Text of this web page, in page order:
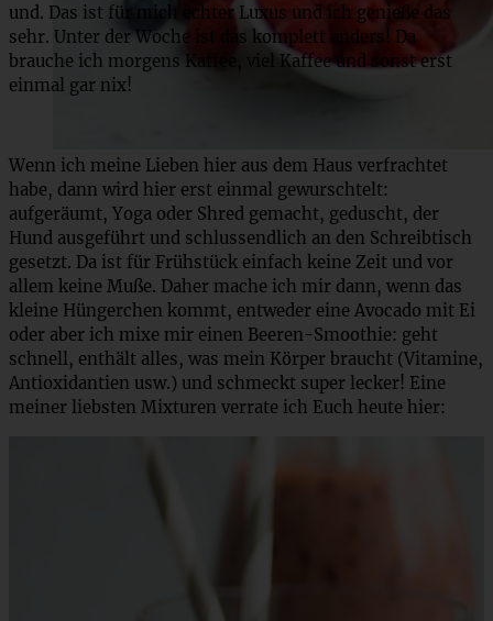
und. Das ist für mich echter Luxus und ich genieße das
sehr. Unter der Woche ist das komplett anders! Da
brauche ich morgens Kaffee, viel Kaffee und sonst erst
einmal gar nix!
Wenn ich meine Lieben hier aus dem Haus verfrachtet
habe, dann wird hier erst einmal gewurschtelt:
aufgeräumt, Yoga oder Shred gemacht, geduscht, der
Hund ausgeführt und schlussendlich an den Schreibtisch
gesetzt. Da ist für Frühstück einfach keine Zeit und vor
allem keine Muße. Daher mache ich mir dann, wenn das
kleine Hüngerchen kommt, entweder eine Avocado mit Ei
oder aber ich mixe mir einen Beeren-Smoothie: geht
schnell, enthält alles, was mein Körper braucht (Vitamine,
Antioxidantien usw.) und schmeckt super lecker! Eine
meiner liebsten Mixturen verrate ich Euch heute hier: